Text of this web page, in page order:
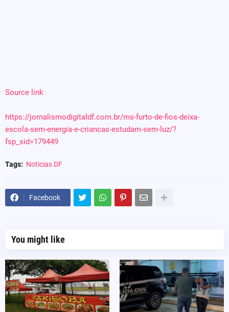
Source link
https://jornalismodigitaldf.com.br/ms-furto-de-fios-deixa-
escola-sem-energia-e-criancas-estudam-sem-luz/?
fsp_sid=179449
Tags: Noticias DF
Facebook
You might like